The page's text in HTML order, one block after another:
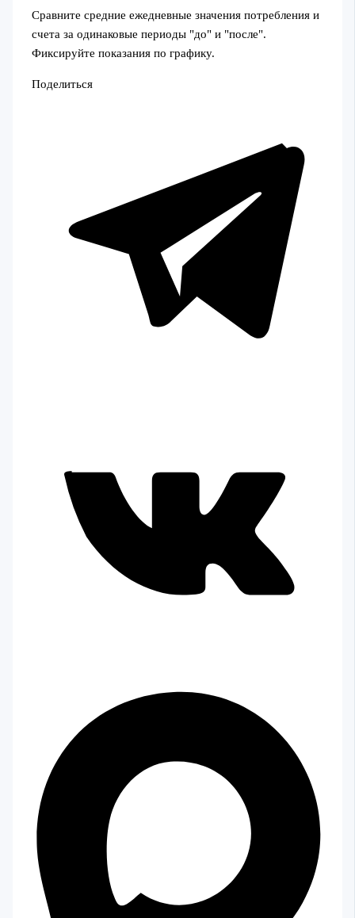
Сравните средние ежедневные значения потребления и
счета за одинаковые периоды "до" и "после".
Фиксируйте показания по графику.
Поделиться